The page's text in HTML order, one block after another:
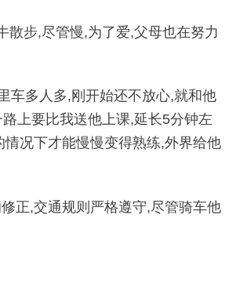
散步,尽管慢,为了爱,父母也在努力
车多人多,刚开始还不放心,就和他
上要比我送他上课,延长5分钟左
况下才能慢慢变得熟练,外界给他
正,交通规则严格遵守,尽管骑车他